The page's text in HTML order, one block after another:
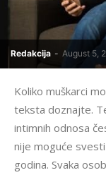
Redakcija - August 5,
Koliko muškarci
teksta doznajte.
intimnih odnosa
nije moguće
godina. Svaka